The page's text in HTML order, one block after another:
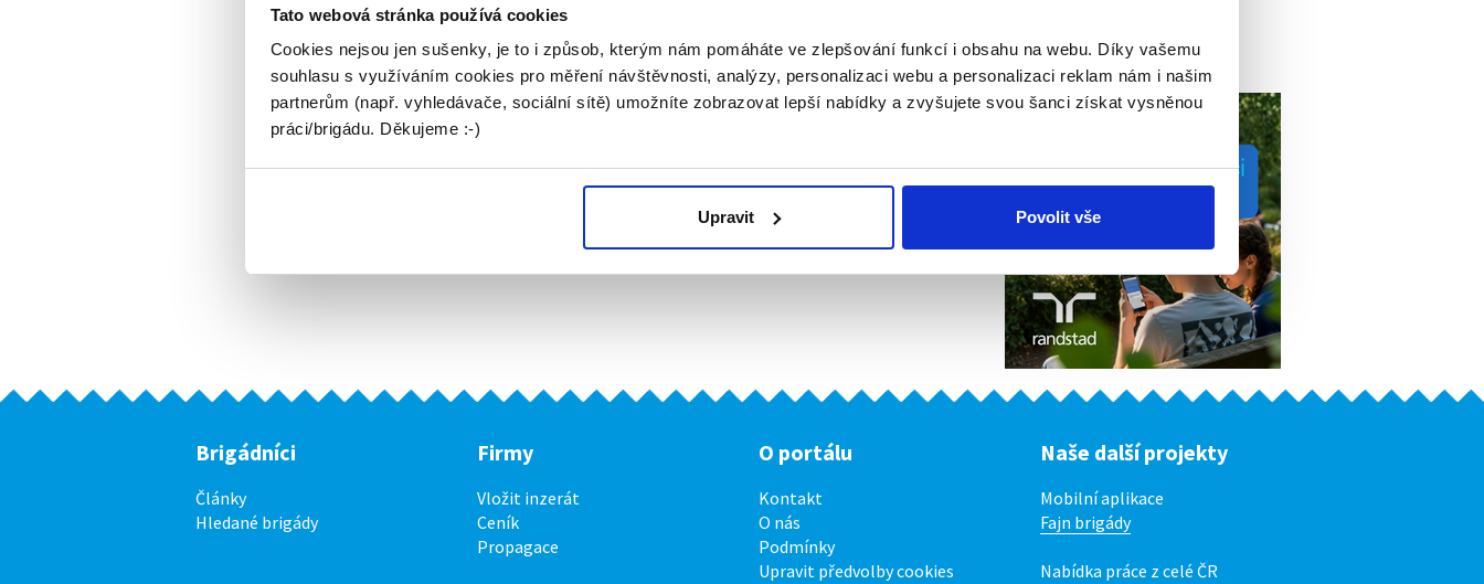
Tato webová stránka používá cookies
Cookies nejsou jen sušenky, je to i způsob, kterým nám pomáháte ve zlepšování funkcí i obsahu na webu. Díky vašemu
souhlasu s využíváním cookies pro měření návštěvnosti, analýzy, personalizaci webu a personalizaci reklam nám i našim
partnerům (např. vyhledávače, sociální sítě) umožníte zobrazovat lepší nabídky a zvyšujete svou šanci získat vysněnou
práci/brigádu. Děkujeme :-)
Upravit Povolit vše
řeporyje | od...
Brigádníci
Články
Hledané brigády
Firmy
Vložit inzerát
Ceník
Propagace
O portálu
Kontakt
O nás
Podmínky
Upravit předvolby cookies
Naše další projekty
Mobilní aplikace
Fajn brigády
Nabídka práce z celé ČR